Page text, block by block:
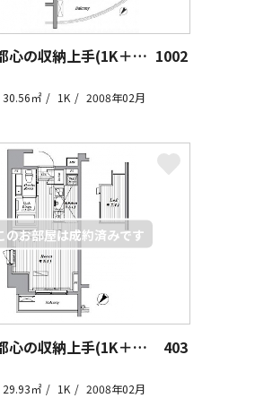
高輪台 都心の収納上手(1K＋ロフト) 1002
30.56㎡ 1K 2008年02月
高輪台 都心の収納上手(1K＋ロフト)
403
29.93㎡ 1K 2008年02月